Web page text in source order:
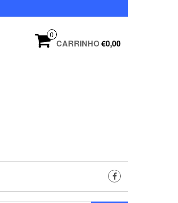
0
CARRINHO€0,00